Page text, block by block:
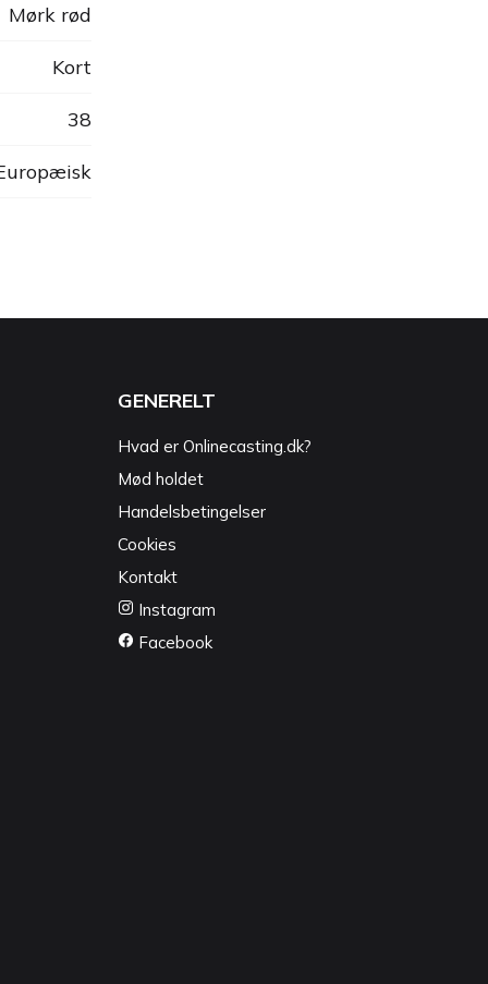
Mørk rød
Kort
38
GENERELT
Hvad er Onlinecasting.dk?
Mød holdet
Handelsbetingelser
Cookies
Kontakt
Instagram
Facebook